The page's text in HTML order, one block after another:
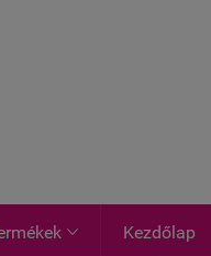
 Kezdőlap